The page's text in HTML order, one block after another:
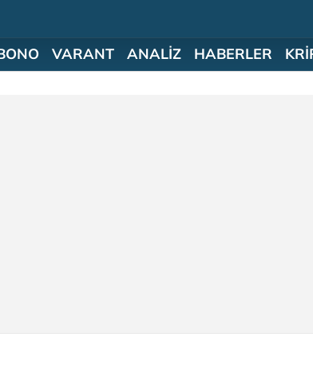
VARANT ANALİZ HABERLER